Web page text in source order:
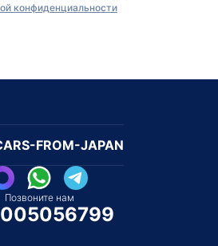
конфиденциальности
FROM-JAPAN
Позвоните нам